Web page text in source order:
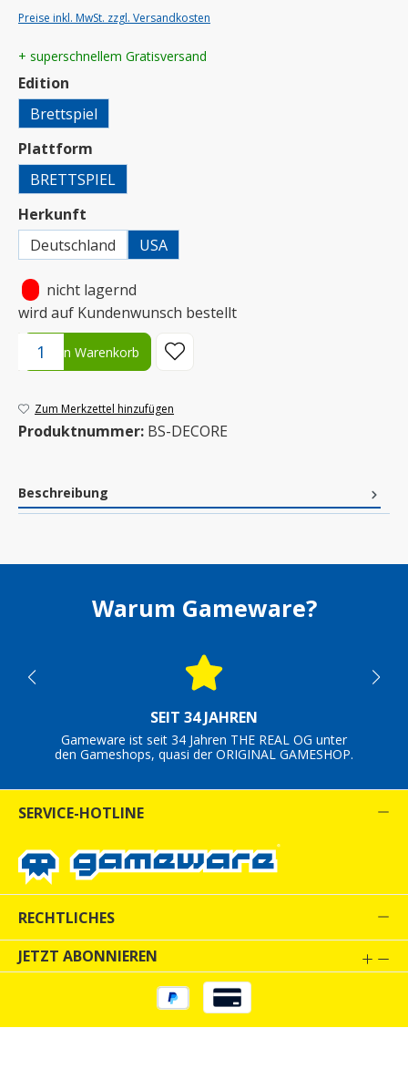
Preise inkl. MwSt. zzgl. Versandkosten
+ superschnellem Gratisversand
Edition
Brettspiel
Plattform
BRETTSPIEL
Herkunft
Deutschland
USA
nicht lagernd
wird auf Kundenwunsch bestellt
Produkt Anzahl: Gib den gewünschten Wert ein oder benutze
In den Warenkorb
Zum Merkzettel hinzufügen
Produktnummer: BS-DECORE
Beschreibung
Warum Gameware?
SEIT 34 JAHREN
Gameware ist seit 34 Jahren THE REAL OG unter
den Gameshops, quasi der ORIGINAL GAMESHOP.
SERVICE-HOTLINE
RECHTLICHES
JETZT ABONNIEREN